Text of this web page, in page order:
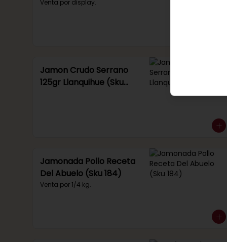
Venta por display.
Jamon Crudo Serrano
125gr Llanquihue (Sku
Jamonada Pollo Receta
Del Abuelo (Sku 184)
Venta por 1/4 kg.